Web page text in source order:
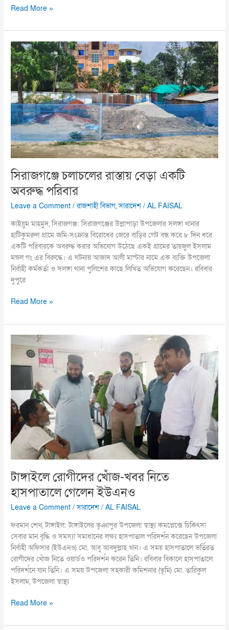
Read More »
সিরাজগঞ্জে চলাচলের রাস্তায় বেড়া একটি
অবরুদ্ধ পরিবার
Leave a Comment /রাজশাহী বিভাগ,সারাদেশ /AL FAISAL
কাইয়ুম মাহমুদ, সিরাজগঞ্জ: সিরাজগঞ্জের উল্লাপাড়া উপজেলার সলঙ্গা থানার
হাটিকুমরুল গ্রামে জমি-সংক্রান্ত বিরোধের জেরে বাড়ির গেট বন্ধ করে ৮ দিন ধরে
একটি পরিবারকে অবরুদ্ধ করার অভিযোগ উঠেছে একই গ্রামের তায়জুল ইসলাম
মন্ডল গং এর বিরুদ্ধে। এ ঘটনায় আজাদ আলী মাস্টার নামে এক ব্যক্তি উপজেলা
নির্বাহী কর্মকর্তা ও সলঙ্গা থানা পুলিশের কাছে লিখিত অভিযোগ করেছেন। রবিবার
দুপুরে
সিরাজগঞ্জে
চলাচলের
রাস্তায়
বেড়া
একটি
অবরুদ্ধ
পরিবার
Read More »
টাঙ্গাইলে রোগীদের খোঁজ-খবর নিতে
হাসপাতালে গেলেন ইউএনও
Leave a Comment /সারাদেশ /AL FAISAL
ফরমান শেখ, টাঙ্গাইল: টাঙ্গাইলের ভূঞাপুর উপজেলা স্বাস্থ্য কমপ্লেক্সে চিকিৎসা
সেবার মান বৃদ্ধি ও সমস্যা সমাধানের লক্ষ্য হাসপাতাল পরিদর্শন করেছেন উপজেলা
নির্বাহী অফিসার (ইউএনও) মো. আবু আবদুল্লাহ খান। এ সময় হাসপাতালে ভর্তিরত
রোগীদের খোঁজ নিতে ওয়ার্ডও পরিদর্শন করেন তিনি। রবিবার বিকালে হাসপাতালে
পরিদর্শনে যান তিনি। এ সময় উপজেলা সহকারী কমিশনার (ভূমি) মো. তারিকুল
ইসলাম, উপজেলা স্বাস্থ্য
টাঙ্গাইলে
রোগীদের
খোঁজ-
নিতে
হাসপাতালে
গেলেন
ইউএনও
Read More »